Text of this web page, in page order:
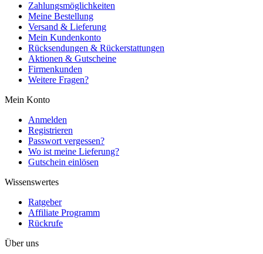
Zahlungsmöglichkeiten
Meine Bestellung
Versand & Lieferung
Mein Kundenkonto
Rücksendungen & Rückerstattungen
Aktionen & Gutscheine
Firmenkunden
Weitere Fragen?
Mein Konto
Anmelden
Registrieren
Passwort vergessen?
Wo ist meine Lieferung?
Gutschein einlösen
Wissenswertes
Ratgeber
Affiliate Programm
Rückrufe
Über uns